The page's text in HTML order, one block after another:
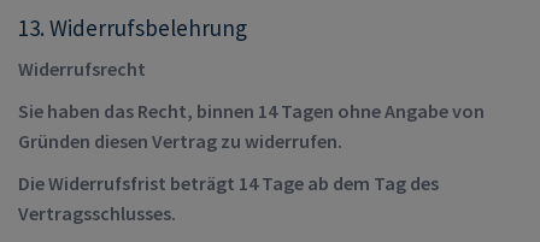
13. Widerrufsbelehrung
Widerrufsrecht
Sie haben das Recht, binnen 14 Tagen ohne Angabe von
Gründen diesen Vertrag zu widerrufen.
Die Widerrufsfrist beträgt 14 Tage ab dem Tag des
Vertragsschlusses.